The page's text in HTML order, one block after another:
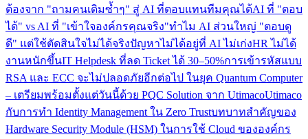
ต้องจาก "ถามคนเดิมซ้ำๆ" สู่ AI ที่ตอบแทนทีมคุณได้AI ที่ "ตอบ
ได้" vs AI ที่ "เข้าใจองค์กรคุณจริง"ทำไม AI ส่วนใหญ่ "ตอบดู
ดี" แต่ใช้ตัดสินใจไม่ได้จริงปัญหาไม่ได้อยู่ที่ AI ไม่เก่งHR ไม่ได้
งานหนักขึ้นIT Helpdesk ที่ลด Ticket ได้ 30–50%การเข้ารหัสแบบ
RSA และ ECC จะไม่ปลอดภัยอีกต่อไป ในยุค Quantum Computer
– เตรียมพร้อมตั้งแต่วันนี้ด้วย PQC Solution จาก UtimacoUtimaco
กับการทำ Identity Management ใน Zero Trustบทบาทสำคัญของ
Hardware Security Module (HSM) ในการใช้ Cloud ขององค์กร